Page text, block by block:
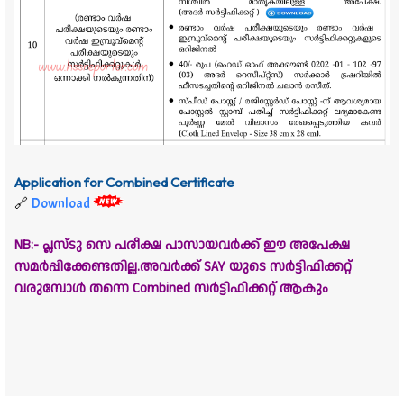
Application for Combined Certificate
🔗 Download
NB:- പ്ലസ്ടു സെ പരീക്ഷ പാസായവർക്ക് ഈ അപേക്ഷ
സമർപ്പിക്കേണ്ടതില്ല.അവർക്ക് SAY യുടെ സർട്ടിഫിക്കറ്റ്
വരുമ്പോൾ തന്നെ Combined സർട്ടിഫിക്കറ്റ് ആകും